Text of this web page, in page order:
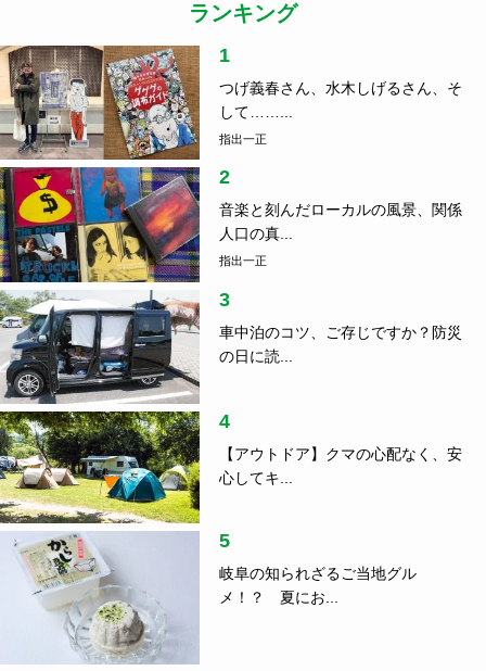
ランキング
1
つげ義春さん、水木しげるさん、そ
して……...
指出一正
2
音楽と刻んだローカルの風景、関係
人口の真...
指出一正
3
車中泊のコツ、ご存じですか？防災
の日に読...
4
【アウトドア】クマの心配なく、安
心してキ...
5
岐阜の知られざるご当地グル
メ！？ 夏にお...